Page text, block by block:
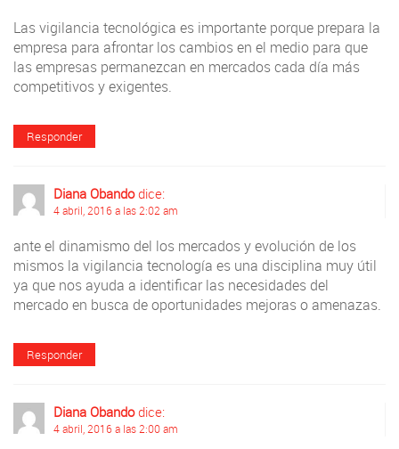
Las vigilancia tecnológica es importante porque prepara la
empresa para afrontar los cambios en el medio para que
las empresas permanezcan en mercados cada día más
competitivos y exigentes.
Responder
Diana Obando dice:
4 abril, 2016 a las 2:02 am
ante el dinamismo del los mercados y evolución de los
mismos la vigilancia tecnología es una disciplina muy útil
ya que nos ayuda a identificar las necesidades del
mercado en busca de oportunidades mejoras o amenazas.
Responder
Diana Obando dice:
4 abril, 2016 a las 2:00 am